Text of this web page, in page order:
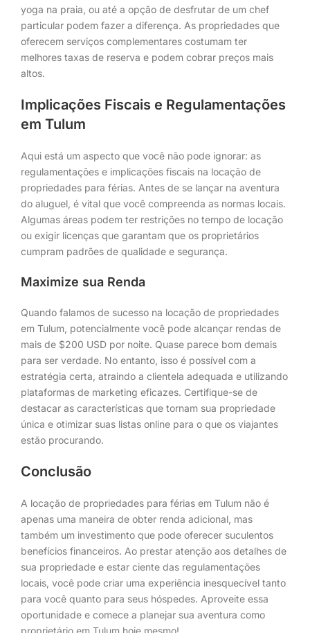
yoga na praia, ou até a opção de desfrutar de um chef
particular podem fazer a diferença. As propriedades que
oferecem serviços complementares costumam ter
melhores taxas de reserva e podem cobrar preços mais
altos.
Implicações Fiscais e Regulamentações
em Tulum
Aqui está um aspecto que você não pode ignorar: as
regulamentações e implicações fiscais na locação de
propriedades para férias. Antes de se lançar na aventura
do aluguel, é vital que você compreenda as normas locais.
Algumas áreas podem ter restrições no tempo de locação
ou exigir licenças que garantam que os proprietários
cumpram padrões de qualidade e segurança.
Maximize sua Renda
Quando falamos de sucesso na locação de propriedades
em Tulum, potencialmente você pode alcançar rendas de
mais de $200 USD por noite. Quase parece bom demais
para ser verdade. No entanto, isso é possível com a
estratégia certa, atraindo a clientela adequada e utilizando
plataformas de marketing eficazes. Certifique-se de
destacar as características que tornam sua propriedade
única e otimizar suas listas online para o que os viajantes
estão procurando.
Conclusão
A locação de propriedades para férias em Tulum não é
apenas uma maneira de obter renda adicional, mas
também um investimento que pode oferecer suculentos
benefícios financeiros. Ao prestar atenção aos detalhes de
sua propriedade e estar ciente das regulamentações
locais, você pode criar uma experiência inesquecível tanto
para você quanto para seus hóspedes. Aproveite essa
oportunidade e comece a planejar sua aventura como
proprietário em Tulum hoje mesmo!